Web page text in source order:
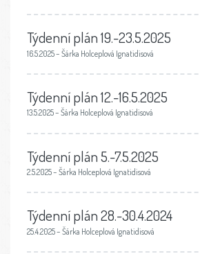
Týdenní plán 19.-23.5.2025
16.5.2025 – Šárka Holceplová Ignatidisová
Týdenní plán 12.-16.5.2025
13.5.2025 – Šárka Holceplová Ignatidisová
Týdenní plán 5.-7.5.2025
2.5.2025 – Šárka Holceplová Ignatidisová
Týdenní plán 28.-30.4.2024
25.4.2025 – Šárka Holceplová Ignatidisová